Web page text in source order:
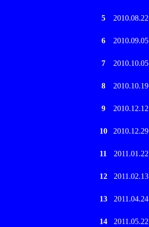
5 2010.08.22
6 2010.09.05
7 2010.10.05
8 2010.10.19
9 2010.12.12
10 2010.12.29
11 2011.01.22
12 2011.02.13
13 2011.04.24
14 2011.05.22